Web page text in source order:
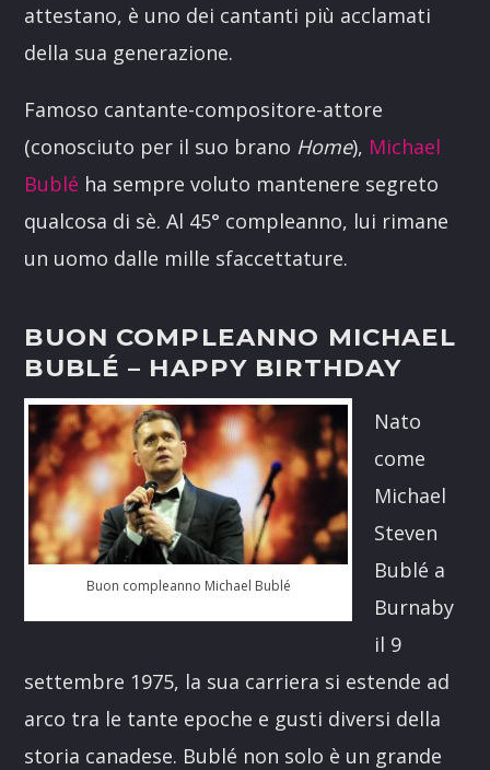
attestano, è uno dei cantanti più acclamati
della sua generazione.
Famoso cantante-compositore-attore
(conosciuto per il suo brano Home), Michael
Bublé ha sempre voluto mantenere segreto
qualcosa di sè. Al 45° compleanno, lui rimane
un uomo dalle mille sfaccettature.
BUON COMPLEANNO MICHAEL
BUBLÉ – HAPPY BIRTHDAY
Buon compleanno Michael Bublé
Nato
come
Michael
Steven
Bublé a
Burnaby
il 9
settembre 1975, la sua carriera si estende ad
arco tra le tante epoche e gusti diversi della
storia canadese. Bublé non solo è un grande